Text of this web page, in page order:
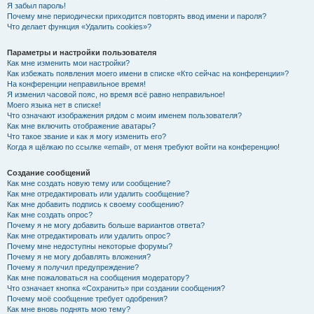
Я забыл пароль!
Почему мне периодически приходится повторять ввод имени и пароля?
Что делает функция «Удалить cookies»?
Параметры и настройки пользователя
Как мне изменить мои настройки?
Как избежать появления моего имени в списке «Кто сейчас на конференции»?
На конференции неправильное время!
Я изменил часовой пояс, но время всё равно неправильное!
Моего языка нет в списке!
Что означают изображения рядом с моим именем пользователя?
Как мне включить отображение аватары?
Что такое звание и как я могу изменить его?
Когда я щёлкаю по ссылке «email», от меня требуют войти на конференцию!
Создание сообщений
Как мне создать новую тему или сообщение?
Как мне отредактировать или удалить сообщение?
Как мне добавить подпись к своему сообщению?
Как мне создать опрос?
Почему я не могу добавить больше вариантов ответа?
Как мне отредактировать или удалить опрос?
Почему мне недоступны некоторые форумы?
Почему я не могу добавлять вложения?
Почему я получил предупреждение?
Как мне пожаловаться на сообщения модератору?
Что означает кнопка «Сохранить» при создании сообщения?
Почему моё сообщение требует одобрения?
Как мне вновь поднять мою тему?